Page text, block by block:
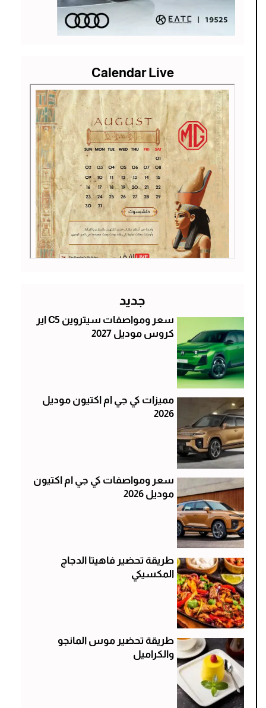
Calendar Live
جديد
سعر ومواصفات سيتروين C5 اير
كروس موديل 2027
مميزات كي جي ام اكتيون موديل
2026
سعر ومواصفات كي جي ام اكتيون
موديل 2026
طريقة تحضير فاهيتا الدجاج
المكسيكي
طريقة تحضير موس المانجو
والكراميل